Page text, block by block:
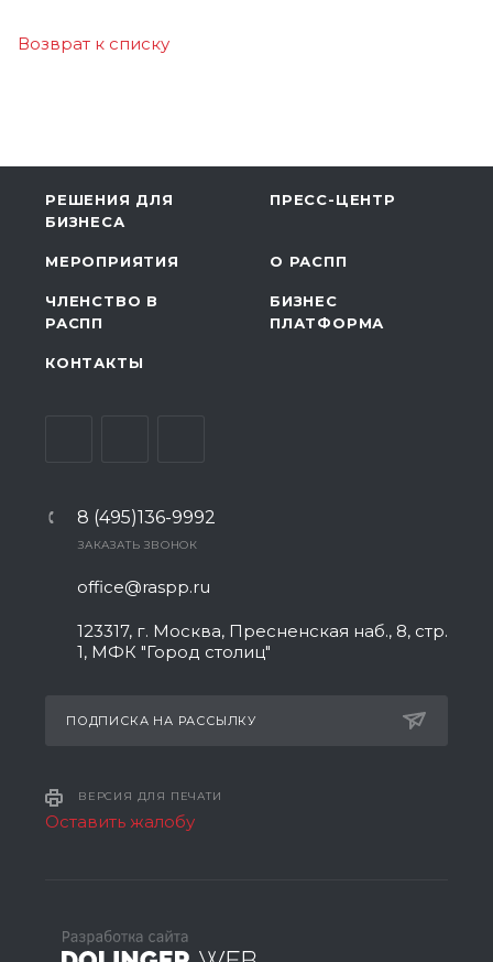
Возврат к списку
РЕШЕНИЯ ДЛЯ
БИЗНЕСА
ПРЕСС-ЦЕНТР
МЕРОПРИЯТИЯ О РАСПП
ЧЛЕНСТВО В
РАСПП
БИЗНЕС
ПЛАТФОРМА
КОНТАКТЫ
8 (495)136-9992
ЗАКАЗАТЬ ЗВОНОК
office@raspp.ru
123317, г. Москва, Пресненская наб., 8, стр.
1, МФК "Город столиц"
ПОДПИСКА НА РАССЫЛКУ
ВЕРСИЯ ДЛЯ ПЕЧАТИ
Оставить жалобу